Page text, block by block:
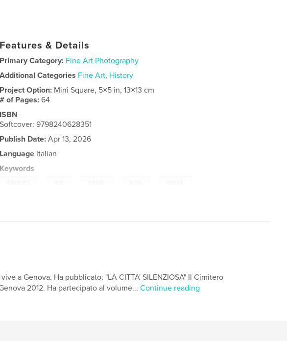
Features & Details
Primary Category: Fine Art Photography
Additional Categories Fine Art, History
Project Option: Mini Square, 5×5 in, 13×13 cm
# of Pages:64
ISBN
Softcover: 9798240628351
Publish Date: Apr 13, 2026
Language Italian
Keywords
a Genova. Ha pubblicato: "LA CITTA' SILENZIOSA" Il Cimitero
2012. Ha partecipato al volume... Continue reading